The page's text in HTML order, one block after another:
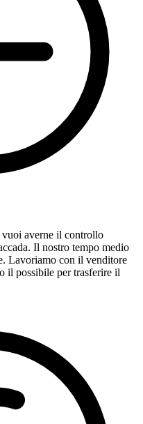
vuoi averne il controllo
Il nostro tempo medio
Lavoriamo con il venditore
il possibile per trasferire il